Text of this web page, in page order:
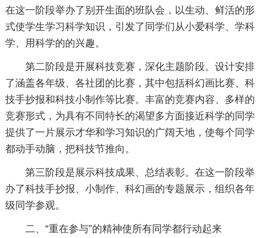
在这一阶段举办了别开生面的班队会，以生动、鲜活的形
式使学生学习科学知识，引发了同学们从小爱科学、学科
学、用科学的的兴趣。
第二阶段是开展科技竞赛，深化主题阶段。设计安排
了涵盖各年级、各社团的比赛，其中包括科幻画比赛、科
技手抄报和科技小制作等比赛。丰富的竞赛内容、多样的
竞赛形式，为具有不同特长的渴望多方面接近科学的同学
提供了一片展示才华和学习知识的广阔天地，使每个同学
都动手动脑，把科技节推向。
第三阶段是展示科技成果、总结表彰。在这一阶段举
办了科技手抄报、小制作、科幻画的专题展示，组织各年
级同学参观。
二、“重在参与”的精神使所有同学都行动起来